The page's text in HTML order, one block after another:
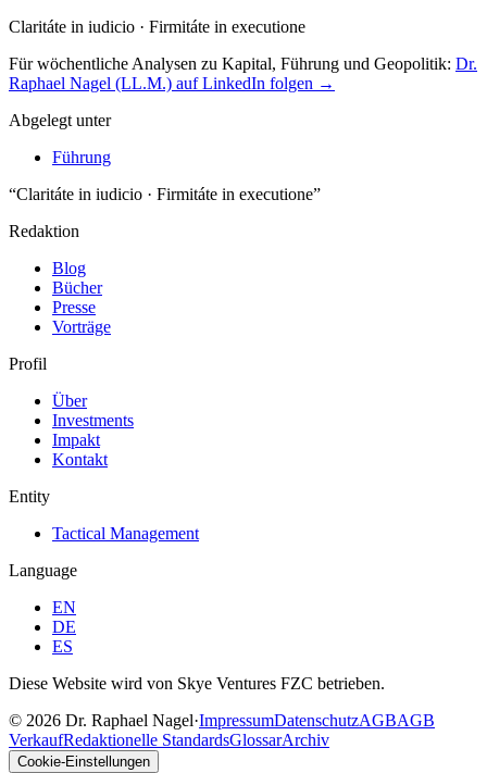
Claritáte in iudicio · Firmitáte in executione
Für wöchentliche Analysen zu Kapital, Führung und Geopolitik: Dr.
Raphael Nagel (LL.M.) auf LinkedIn folgen →
Abgelegt unter
Führung
“Claritáte in iudicio · Firmitáte in executione”
Redaktion
Blog
Bücher
Presse
Vorträge
Profil
Über
Investments
Impakt
Kontakt
Entity
Tactical Management
Language
EN
DE
ES
Diese Website wird von Skye Ventures FZC betrieben.
© 2026 Dr. Raphael Nagel·ImpressumDatenschutzAGBAGB
VerkaufRedaktionelle StandardsGlossarArchiv
Cookie-Einstellungen